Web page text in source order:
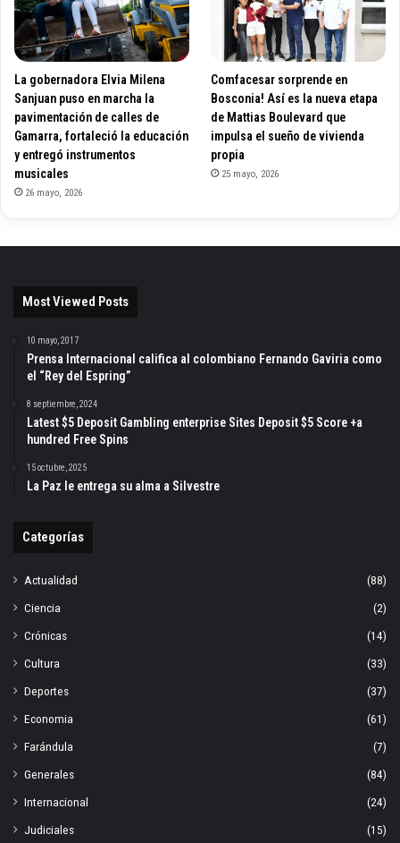
La gobernadora Elvia Milena
Sanjuan puso en marcha la
pavimentación de calles de
Gamarra, fortaleció la educación
y entregó instrumentos
musicales
26 mayo, 2026
Comfacesar sorprende en
Bosconia! Así es la nueva etapa
de Mattias Boulevard que
impulsa el sueño de vivienda
propia
25 mayo, 2026
Most Viewed Posts
10 mayo, 2017
Prensa Internacional califica al colombiano Fernando Gaviria como
el “Rey del Espring”
8 septiembre, 2024
Latest $5 Deposit Gambling enterprise Sites Deposit $5 Score +a
hundred Free Spins
15 octubre, 2025
La Paz le entrega su alma a Silvestre
Categorías
Actualidad
(88)
Ciencia
(2)
Crónicas
(14)
Cultura
(33)
Deportes
(37)
Economia
(61)
Farándula
(7)
Generales
(84)
Internacional
(24)
Judiciales
(15)